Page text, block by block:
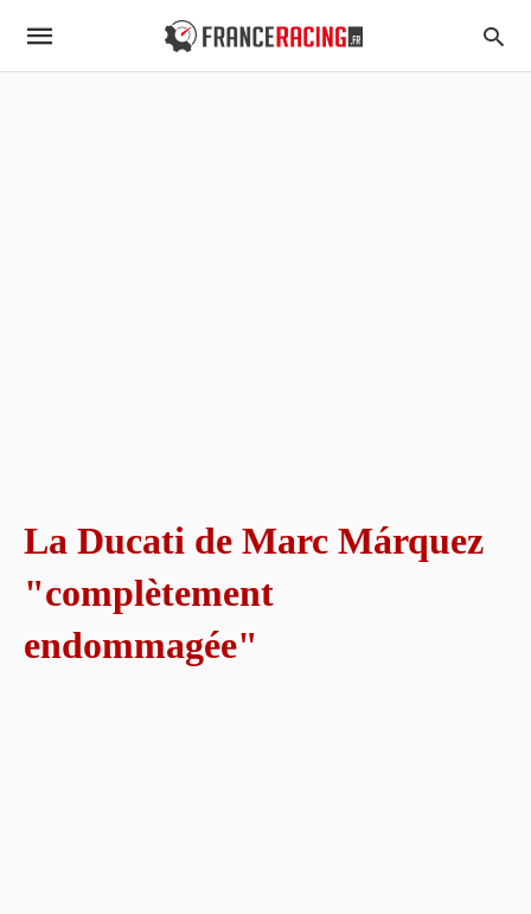
La Ducati de Marc Márquez
"complètement
endommagée"